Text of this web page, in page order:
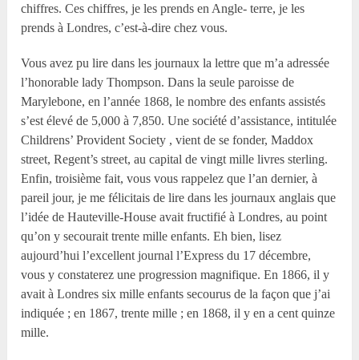
chiffres. Ces chiffres, je les prends en Angle- terre, je les
prends à Londres, c’est-à-dire chez vous.
Vous avez pu lire dans les journaux la lettre que m’a adressée
l’honorable lady Thompson. Dans la seule paroisse de
Marylebone, en l’année 1868, le nombre des enfants assistés
s’est élevé de 5,000 à 7,850. Une société d’assistance, intitulée
Childrens’ Provident Society , vient de se fonder, Maddox
street, Regent’s street, au capital de vingt mille livres sterling.
Enfin, troisième fait, vous vous rappelez que l’an dernier, à
pareil jour, je me félicitais de lire dans les journaux anglais que
l’idée de Hauteville-House avait fructifié à Londres, au point
qu’on y secourait trente mille enfants. Eh bien, lisez
aujourd’hui l’excellent journal l’Express du 17 décembre,
vous y constaterez une progression magnifique. En 1866, il y
avait à Londres six mille enfants secourus de la façon que j’ai
indiquée ; en 1867, trente mille ; en 1868, il y en a cent quinze
mille.